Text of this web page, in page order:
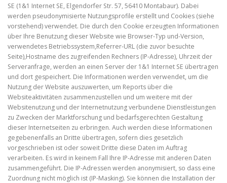
SE (1&1 Internet SE, Elgendorfer Str. 57, 56410 Montabaur). Dabei
werden pseudonymisierte Nutzungsprofile erstellt und Cookies (siehe
vorstehend) verwendet. Die durch den Cookie erzeugten Informationen
über Ihre Benutzung dieser Website wie Browser-Typ und-Version,
verwendetes Betriebssystem,Referrer-URL (die zuvor besuchte
Seite),Hostname des zugreifenden Rechners (IP-Adresse), Uhrzeit der
Serveranfrage, werden an einen Server der 1&1 Internet SE übertragen
und dort gespeichert. Die Informationen werden verwendet, um die
Nutzung der Website auszuwerten, um Reports über die
Websiteaktivitäten zusammenzustellen und um weitere mit der
Websitenutzung und der Internetnutzung verbundene Dienstleistungen
zu Zwecken der Marktforschung und bedarfsgerechten Gestaltung
dieser Internetseiten zu erbringen. Auch werden diese Informationen
gegebenenfalls an Dritte übertragen, sofern dies gesetzlich
vorgeschrieben ist oder soweit Dritte diese Daten im Auftrag
verarbeiten. Es wird in keinem Fall Ihre IP-Adresse mit anderen Daten
zusammengeführt. Die IP-Adressen werden anonymisiert, so dass eine
Zuordnung nicht möglich ist (IP-Masking). Sie können die Installation der